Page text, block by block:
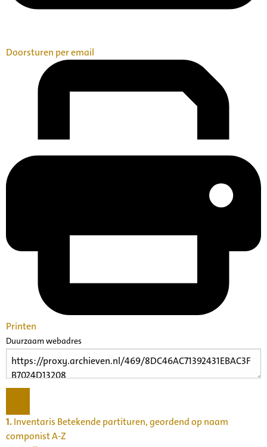
Doorsturen per email
Printen
Duurzaam webadres
1.Inventaris Betekende partituren, geordend op naam
componist A-Z